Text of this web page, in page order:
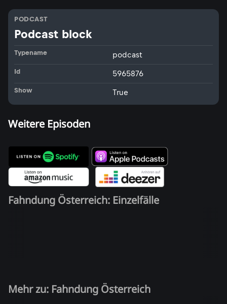
PODCAST
Podcast block
Typename podcast
Id 5965876
Show True
Weitere Episoden
Fahndung Österreich: Einzelfälle
Mehr zu: Fahndung Österreich